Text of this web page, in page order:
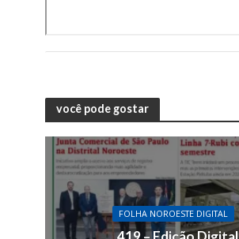
você pode gostar
FOLHA NOROESTE DIGITAL